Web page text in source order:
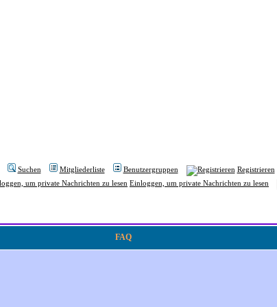
Suchen Mitgliederliste Benutzergruppen
Registrieren
Einloggen, um private Nachrichten zu lesen
FAQ